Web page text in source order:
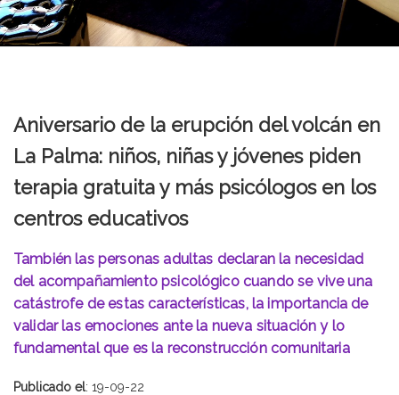
Aniversario de la erupción del volcán en
La Palma: niños, niñas y jóvenes piden
terapia gratuita y más psicólogos en los
centros educativos
También las personas adultas declaran la necesidad
del acompañamiento psicológico cuando se vive una
catástrofe de estas características, la importancia de
validar las emociones ante la nueva situación y lo
fundamental que es la reconstrucción comunitaria
Publicado el: 19-09-22